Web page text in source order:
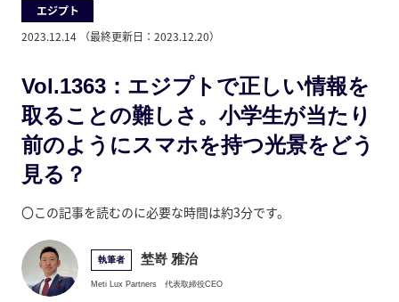
エジプト
2023.12.14
（最終更新日： 2023.12.20）
Vol.1363：エジプトで正しい情報を
取ることの難しさ。小学生が当たり
前のようにスマホを持つ光景をどう
見る？
〇この記事を読むのに必要な時間は約3分です。
執筆者 埜嵜 雅治
Meti Lux Partners 代表取締役CEO